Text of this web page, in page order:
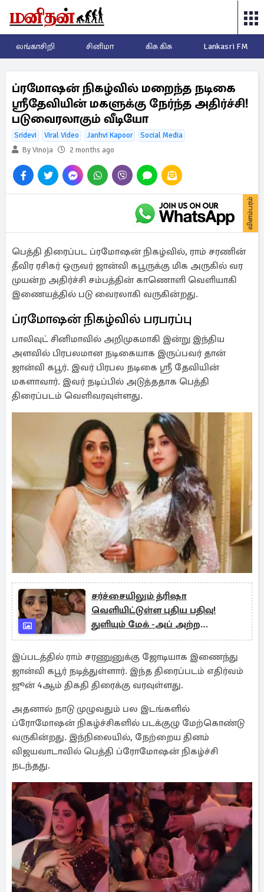
லங்காசிறி சினிமா கிசு கிசு Lankasri FM
ப்ரமோஷன் நிகழ்வில் மறைந்த நடிகை
ஸ்ரீதேவியின் மகளுக்கு நேர்ந்த அதிர்ச்சி!
படுவைரலாகும் வீடியோ
Sridevi Viral Video Janhvi Kapoor
Social Media
By Vinoja
2 months ago
விளம்பரம்
பெத்தி திரைப்பட ப்ரமோஷன் நிகழ்வில், ராம் சரணின்
தீவிர ரசிகர் ஒருவர் ஜான்வி கபூருக்கு மிக அருகில் வர
முயன்ற அதிர்ச்சி சம்பத்தின் காணொளி வெளியாகி
இணையத்தில் படு வைரலாகி வருகின்றது.
ப்ரமோஷன் நிகழ்வில் பரபரப்பு
பாலிவுட் சினிமாவில் அறிமுகமாகி இன்று இந்திய
அளவில் பிரபலமான நடிகையாக இருப்பவர் தான்
ஜான்வி கபூர். இவர் பிரபல நடிகை ஸ்ரீ தேவியின்
மகளாவார். இவர் நடிப்பில் அடுத்ததாக பெத்தி
திரைப்படம் வெளிவரவுள்ளது.
சர்ச்சையிலும் த்ரிஷா
வெளியிட்டுள்ள புதிய பதிவு!
துளியும் மேக் -அப் அற்ற
புகைப்படம் வைரல்
இப்படத்தில் ராம் சரணுனுக்கு ஜோடியாக இணைந்து
ஜான்வி கபூர் நடித்துள்ளார். இந்த திரைப்படம் எதிர்வம்
ஜூன் 4ஆம் திகதி திரைக்கு வரவுள்ளது.
அதனால் நாடு முழுவதும் பல இடங்களில்
ப்ரோமோஷன் நிகழ்ச்சிகளில் படக்குழு மேற்கொண்டு
வருகின்றது. இந்நிலையில், நேற்றைய தினம்
விஜயவாடாவில் பெத்தி ப்ரோமோஷன் நிகழ்ச்சி
நடந்தது.